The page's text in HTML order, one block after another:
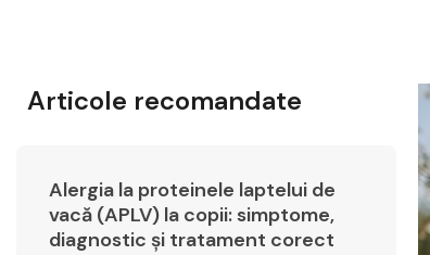
Articole recomandate
Alergia la proteinele laptelui de
vacă (APLV) la copii: simptome,
diagnostic și tratament corect